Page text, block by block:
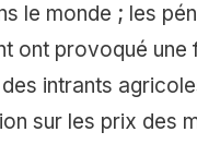
le monde ; les
ont provoqué une
intrants
sur les prix des